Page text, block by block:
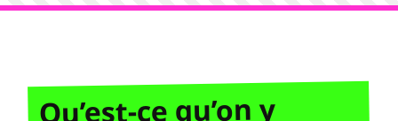
Qu’est-ce qu’on y